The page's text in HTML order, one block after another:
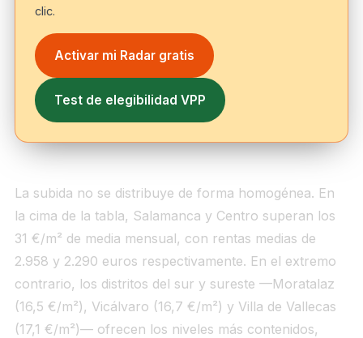
clic.
Activar mi Radar gratis
Test de elegibilidad VPP
La subida no se distribuye de forma homogénea. En
la cima de la tabla, Salamanca y Centro superan los
31 €/m² de media mensual, con rentas medias de
2.958 y 2.290 euros respectivamente. En el extremo
contrario, los distritos del sur y sureste —Moratalaz
(16,5 €/m²), Vicálvaro (16,7 €/m²) y Villa de Vallecas
(17,1 €/m²)— ofrecen los niveles más contenidos,